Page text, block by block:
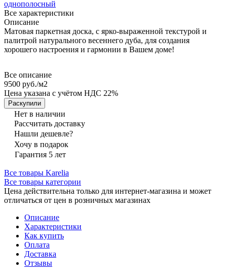
однополосный
Все характеристики
Описание
Матовая паркетная доска, с ярко-выраженной текстурой и
палитрой натурального весеннего дуба, для создания
хорошего настроения и гармонии в Вашем доме!
Все описание
9500 руб./м2
Цена указана с учётом НДС 22%
Раскупили
Нет в наличии
Рассчитать доставку
Нашли дешевле?
Хочу в подарок
Гарантия 5 лет
Все товары Karelia
Все товары категории
Цена действительна только для интернет-магазина и может
отличаться от цен в розничных магазинах
Описание
Характеристики
Как купить
Оплата
Доставка
Отзывы